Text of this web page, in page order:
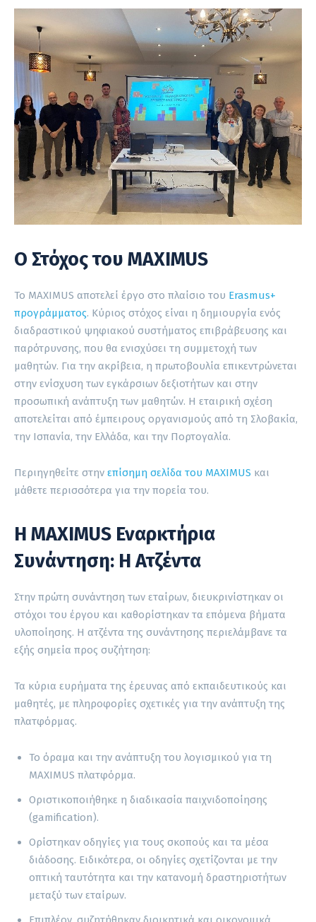
Ο Στόχος του MAXIMUS
Το MAXIMUS αποτελεί έργο στο πλαίσιο του Erasmus+
προγράμματος. Κύριος στόχος είναι η δημιουργία ενός
διαδραστικού ψηφιακού συστήματος επιβράβευσης και
παρότρυνσης, που θα ενισχύσει τη συμμετοχή των
μαθητών. Για την ακρίβεια, η πρωτοβουλία επικεντρώνεται
στην ενίσχυση των εγκάρσιων δεξιοτήτων και στην
προσωπική ανάπτυξη των μαθητών. Η εταιρική σχέση
αποτελείται από έμπειρους οργανισμούς από τη Σλοβακία,
την Ισπανία, την Ελλάδα, και την Πορτογαλία.
Περιηγηθείτε στην επίσημη σελίδα του MAXIMUS και
μάθετε περισσότερα για την πορεία του.
Η MAXIMUS Εναρκτήρια
Συνάντηση: Η Ατζέντα
Στην πρώτη συνάντηση των εταίρων, διευκρινίστηκαν οι
στόχοι του έργου και καθορίστηκαν τα επόμενα βήματα
υλοποίησης. Η ατζέντα της συνάντησης περιελάμβανε τα
εξής σημεία προς συζήτηση:
Τα κύρια ευρήματα της έρευνας από εκπαιδευτικούς και
μαθητές, με πληροφορίες σχετικές για την ανάπτυξη της
πλατφόρμας.
Το όραμα και την ανάπτυξη του λογισμικού για τη
MAXIMUS πλατφόρμα.
Οριστικοποιήθηκε η διαδικασία παιχνιδοποίησης
(gamification).
Ορίστηκαν οδηγίες για τους σκοπούς και τα μέσα
διάδοσης. Ειδικότερα, οι οδηγίες σχετίζονται με την
οπτική ταυτότητα και την κατανομή δραστηριοτήτων
μεταξύ των εταίρων.